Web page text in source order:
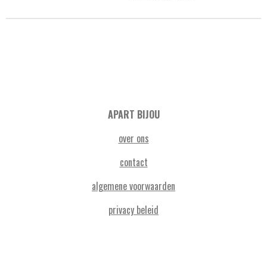
APART BIJOU
over ons
contact
algemene voorwaarden
privacy beleid